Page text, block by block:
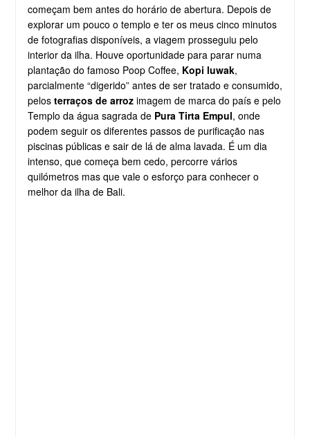
começam bem antes do horário de abertura. Depois de
explorar um pouco o templo e ter os meus cinco minutos
de fotografias disponíveis, a viagem prosseguiu pelo
interior da ilha. Houve oportunidade para parar numa
plantação do famoso Poop Coffee, Kopi luwak,
parcialmente “digerido” antes de ser tratado e consumido,
pelos terraços de arrozimagem de marca do país e pelo
Templo da água sagrada de Pura Tirta Empul, onde
podem seguir os diferentes passos de purificação nas
piscinas públicas e sair de lá de alma lavada. É um dia
intenso, que começa bem cedo, percorre vários
quilómetros mas que vale o esforço para conhecer o
melhor da ilha de Bali.